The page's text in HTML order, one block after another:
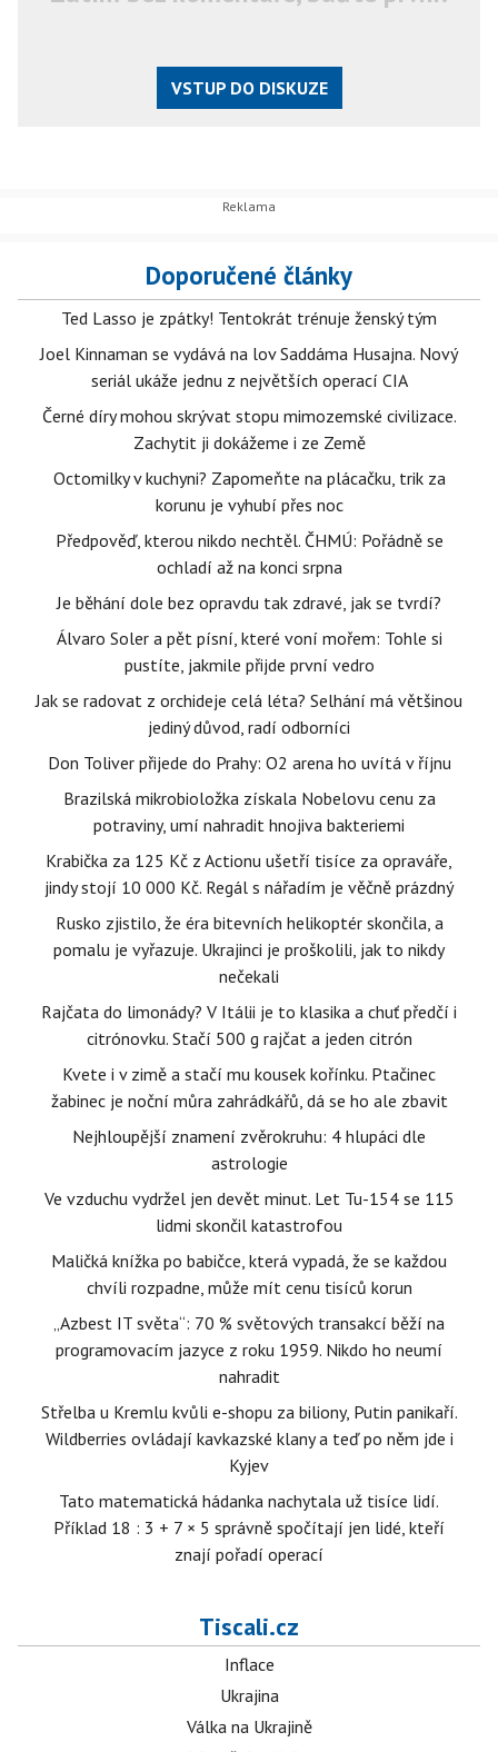
VSTUP DO DISKUZE
Doporučené články
Ted Lasso je zpátky! Tentokrát trénuje ženský tým
Joel Kinnaman se vydává na lov Saddáma Husajna. Nový
seriál ukáže jednu z největších operací CIA
Černé díry mohou skrývat stopu mimozemské civilizace.
Zachytit ji dokážeme i ze Země
Octomilky v kuchyni? Zapomeňte na plácačku, trik za
korunu je vyhubí přes noc
Předpověď, kterou nikdo nechtěl. ČHMÚ: Pořádně se
ochladí až na konci srpna
Je běhání dole bez opravdu tak zdravé, jak se tvrdí?
Álvaro Soler a pět písní, které voní mořem: Tohle si
pustíte, jakmile přijde první vedro
Jak se radovat z orchideje celá léta? Selhání má většinou
jediný důvod, radí odborníci
Don Toliver přijede do Prahy: O2 arena ho uvítá v říjnu
Brazilská mikrobioložka získala Nobelovu cenu za
potraviny, umí nahradit hnojiva bakteriemi
Krabička za 125 Kč z Actionu ušetří tisíce za opraváře,
jindy stojí 10 000 Kč. Regál s nářadím je věčně prázdný
Rusko zjistilo, že éra bitevních helikoptér skončila, a
pomalu je vyřazuje. Ukrajinci je proškolili, jak to nikdy
nečekali
Rajčata do limonády? V Itálii je to klasika a chuť předčí i
citrónovku. Stačí 500 g rajčat a jeden citrón
Kvete i v zimě a stačí mu kousek kořínku. Ptačinec
žabinec je noční můra zahrádkářů, dá se ho ale zbavit
Nejhloupější znamení zvěrokruhu: 4 hlupáci dle
astrologie
Ve vzduchu vydržel jen devět minut. Let Tu-154 se 115
lidmi skončil katastrofou
Maličká knížka po babičce, která vypadá, že se každou
chvíli rozpadne, může mít cenu tisíců korun
„Azbest IT světa“: 70 % světových transakcí běží na
programovacím jazyce z roku 1959. Nikdo ho neumí
nahradit
Střelba u Kremlu kvůli e-shopu za biliony, Putin panikaří.
Wildberries ovládají kavkazské klany a teď po něm jde i
Kyjev
Tato matematická hádanka nachytala už tisíce lidí.
Příklad 18 : 3 + 7 × 5 správně spočítají jen lidé, kteří
znají pořadí operací
Tiscali.cz
Inflace
Ukrajina
Válka na Ukrajině